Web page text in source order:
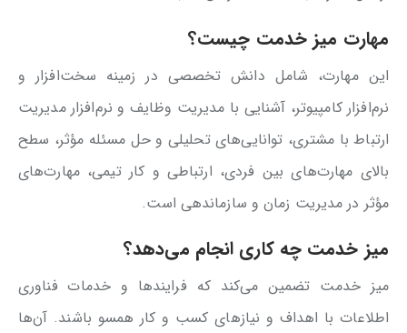
مهارت میز خدمت چیست؟
این مهارت، شامل دانش تخصصی در زمینه سخت‌افزار و
نرم‌افزار کامپیوتر، آشنایی با مدیریت وظایف و نرم‌افزار مدیریت
ارتباط با مشتری، توانایی‌های تحلیلی و حل مسئله مؤثر، سطح
بالای مهارت‌های بین فردی، ارتباطی و کار تیمی، مهارت‌های
مؤثر در مدیریت زمان و سازماندهی است.
میز خدمت چه کاری انجام می‌دهد؟
میز خدمت تضمین می‌کند که فرایندها و خدمات فناوری
اطلاعات با اهداف و نیازهای کسب ‌و کار همسو باشند. آن‌ها